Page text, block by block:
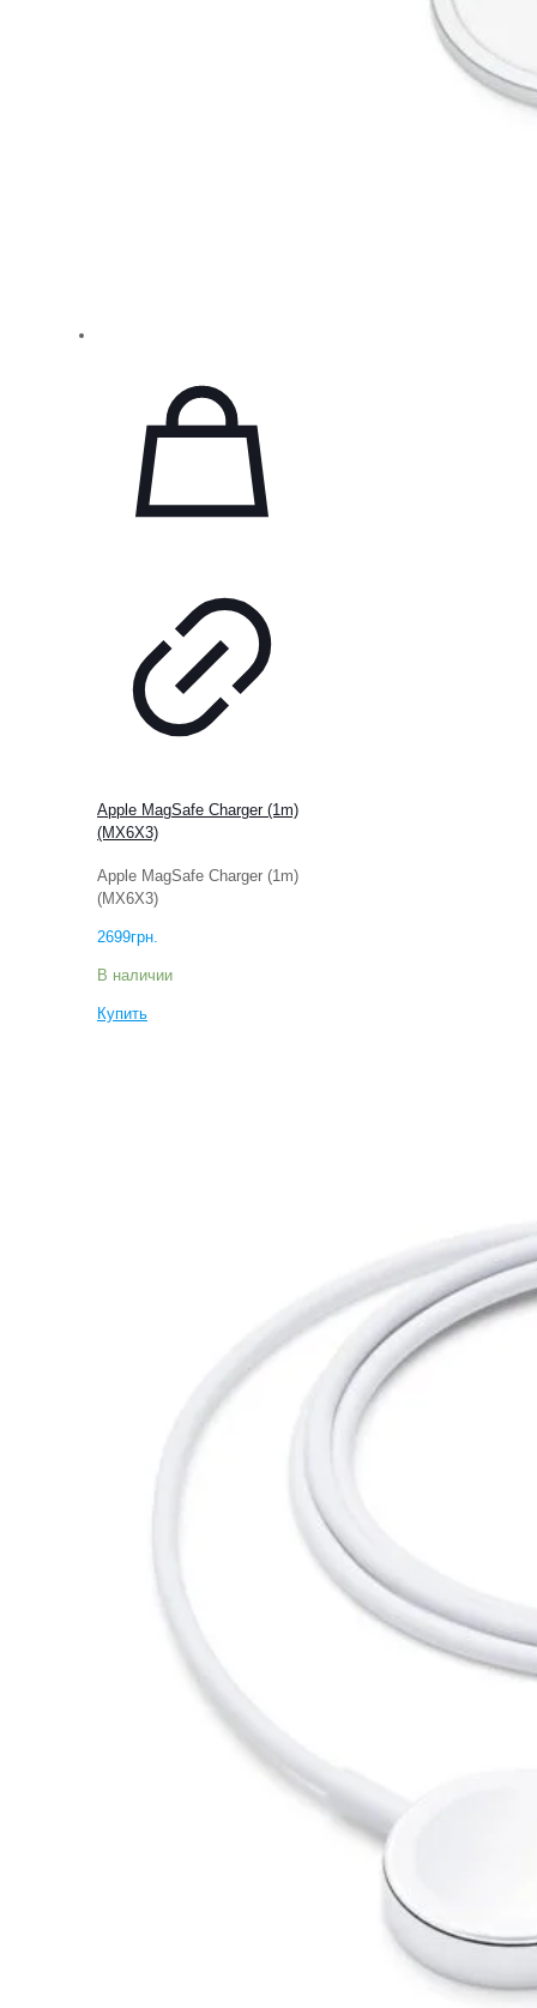
Apple MagSafe Charger (1m)
(MX6X3)
Apple MagSafe Charger (1m)
(MX6X3)
2699грн.
В наличии
Купить